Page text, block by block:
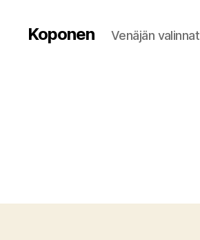
Koponen Venäjän valinnat